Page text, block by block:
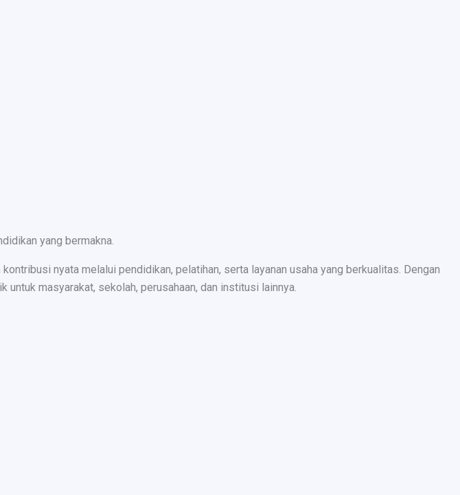
yang bermakna.
nyata melalui pendidikan, pelatihan, serta layanan usaha yang berkualitas. Dengan
masyarakat, sekolah, perusahaan, dan institusi lainnya.